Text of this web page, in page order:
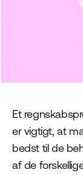
Et
er vigtigt, at
bedst til de
af de